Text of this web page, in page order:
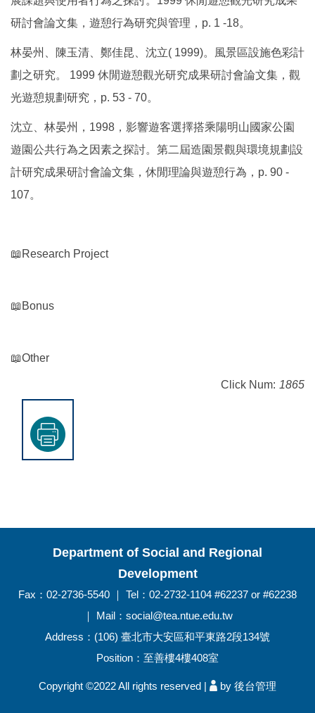
研討會論文集，遊憩行為研究與管理，p. 1 -18。
林晏州、陳玉清、鄭佳昆、沈立( 1999)。風景區設施色彩計
劃之研究。 1999 休閒遊憩觀光研究成果研討會論文集，觀
光遊憩規劃研究，p. 53 - 70。
沈立、林晏州，1998，影響遊客選擇搭乘陽明山國家公園
遊園公共行為之因素之探討。第二屆造園景觀與環境規劃設
計研究成果研討會論文集，休閒理論與遊憩行為，p. 90 -
107。
📖Research Project
📖Bonus
📖Other
Click Num: 1865
Department of Social and Regional
Development
Fax：02-2736-5540 ｜ Tel：02-2732-1104 #62237 or #62238
｜ Mail：social@tea.ntue.edu.tw
Address：(106) 臺北市大安區和平東路2段134號
Position：至善樓4樓408室
Copyright ©2022 All rights reserved | by 後台管理